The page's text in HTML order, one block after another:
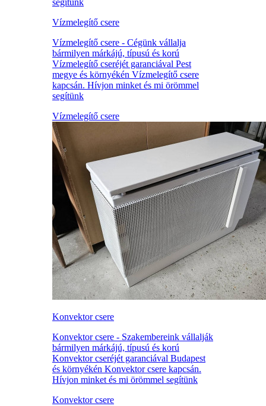
segítünk
Vízmelegítő csere
Vízmelegítő csere - Cégünk vállalja
bármilyen márkájú, típusú és korú
Vízmelegítő cseréjét garanciával Pest
megye és környékén Vízmelegítő csere
kapcsán. Hívjon minket és mi örömmel
segítünk
Vízmelegítő csere
Konvektor csere
Konvektor csere - Szakembereink vállalják
bármilyen márkájú, típusú és korú
Konvektor cseréjét garanciával Budapest
és környékén Konvektor csere kapcsán.
Hívjon minket és mi örömmel segítünk
Konvektor csere